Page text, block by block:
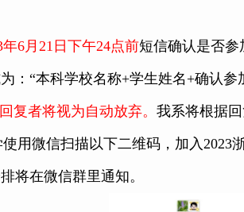
年6月21 日下午24点前短信确认是否
：“本科学校名称+学生姓名+确认参
复者将视为自动放弃。 我系将根据
用微信扫描以下二维码，加入2023
将在微信群里通知。